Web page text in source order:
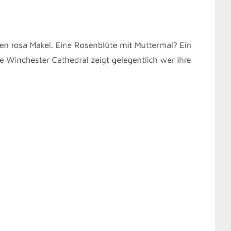
rosa Makel. Eine Rosenblüte mit Muttermal? Ein
Winchester Cathedral zeigt gelegentlich wer ihre